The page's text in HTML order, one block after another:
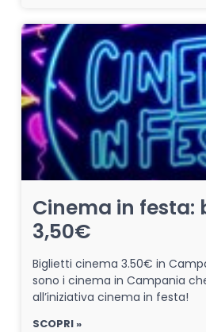
Cinema in festa:
3,50€
Biglietti cinema 3.50€ in
sono i cinema in Campania
all’iniziativa cinema in festa!
SCOPRI »